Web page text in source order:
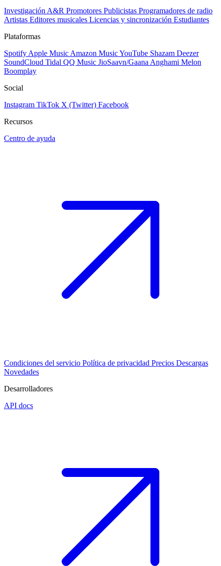
Investigación A&R Promotores Publicistas Programadores de radio
Artistas Editores musicales Licencias y sincronización Estudiantes
Plataformas
Spotify Apple Music Amazon MusicYouTube Shazam Deezer
SoundCloud Tidal QQ Music JioSaavn/Gaana Anghami Melon
Boomplay
Social
Instagram TikTok X (Twitter) Facebook
Recursos
Centro de ayuda
Condiciones del servicio Política de privacidad Precios Descargas
Novedades
Desarrolladores
API docs